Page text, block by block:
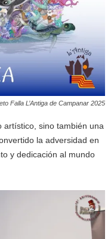
Falla L’Antiga de Campanar 2025
artístico, sino también una
la adversidad en
y dedicación al mundo